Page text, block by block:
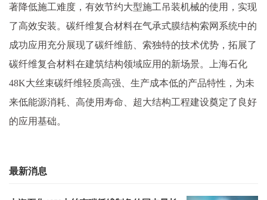
著降低施工难度，有效节约大型施工吊装机械的使用，实现
了高效安装。碳纤维复合材料在气承式膜结构索网系统中的
成功应用充分展现了碳纤维筋、索独特的技术优势，拓展了
碳纤维复合材料在建筑结构领域应用的新场景。上海石化
48K大丝束碳纤维轻质高强、生产成本低的产品特性，为未
来低能源消耗、高使用寿命、超大结构工程建设奠定了良好
的应用基础。
最新消息